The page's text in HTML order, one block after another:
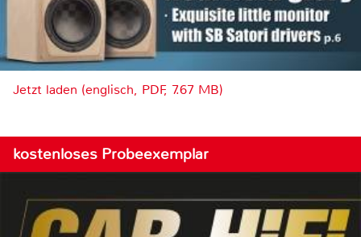
Jetzt laden (englisch, PDF, 7.67 MB)
kostenloses Probeexemplar